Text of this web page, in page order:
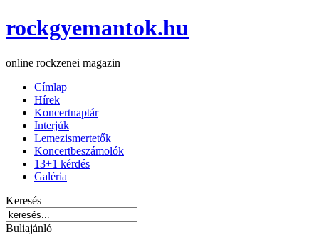
rockgyemantok.hu
online rockzenei magazin
Címlap
Hírek
Koncertnaptár
Interjúk
Lemezismertetők
Koncertbeszámolók
13+1 kérdés
Galéria
Keresés
Buliajánló